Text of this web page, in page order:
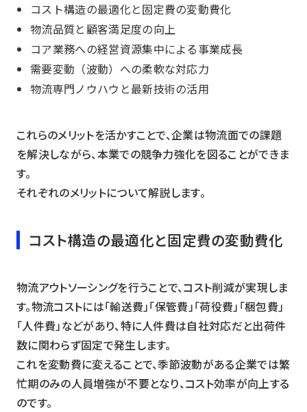
コスト構造の最適化と固定費の変動費化
物流品質と顧客満足度の向上
コア業務への経営資源集中による事業成長
需要変動（波動）への柔軟な対応力
物流専門ノウハウと最新技術の活用
これらのメリットを活かすことで、企業は物流面での課題
を解決しながら、本業での競争力強化を図ることができま
す。
それぞれのメリットについて解説します。
コスト構造の最適化と固定費の変動費化
物流アウトソーシングを行うことで、コスト削減が実現しま
す。物流コストには「輸送費」「保管費」「荷役費」「梱包費」
「人件費」などがあり、特に人件費は自社対応だと出荷件
数に関わらず固定で発生します。
これを変動費に変えることで、季節波動がある企業では繁
忙期のみの人員増強が不要となり、コスト効率が向上する
のです。